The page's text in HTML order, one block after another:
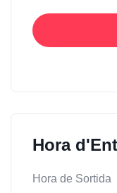
Hora
Hora de Sortida